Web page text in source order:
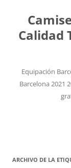
Calidad
Equipación
Barcelona 2021
ARCHIVO DE LA